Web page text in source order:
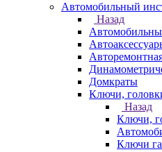
Автомобильный
Назад
Домкраты
Ключи,
Назад
Ключи,
Ключи